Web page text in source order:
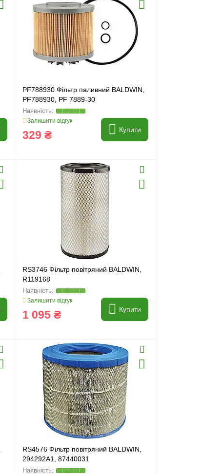
PF788930 Фільтр паливний BALDWIN,
PF788930, PF 7889-30
Залишити відгук
329 ₴ Купити
RS3746 Фільтр повітряний BALDWIN,
R119168
Залишити відгук
1 095 ₴ Купити
RS4576 Фільтр повітряний BALDWIN,
294292A1, 87440031